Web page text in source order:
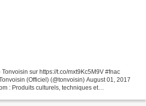
sur https://t.co/mxt9Kc5M9V #fnac
(Officiel) (@tonvoisin) August 01, 2017
: Produits culturels, techniques et